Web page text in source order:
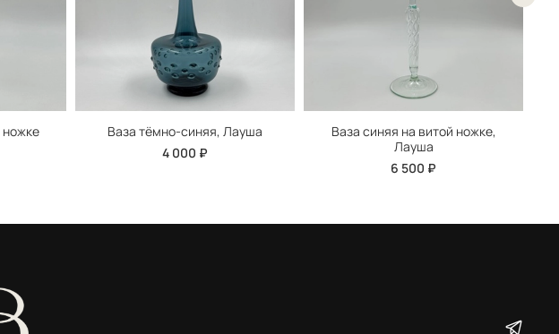
ножке
Ваза тёмно-синяя, Лауша
4 000 ₽
Ваза синяя на витой ножке,
Лауша
6 500 ₽